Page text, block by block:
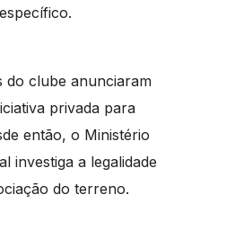
do clube anunciaram
privada para
então, o Ministério
investiga a legalidade
do terreno.